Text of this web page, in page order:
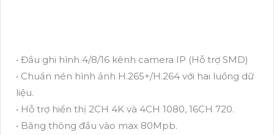
• Đầu ghi hình 4/8/16 kênh camera IP (Hỗ trợ SMD)
• Chuẩn nén hình ảnh H.265+/H.264 với hai luồng dữ
liệu.
• Hỗ trợ hiển thị 2CH 4K và 4CH 1080, 16CH 720.
• Băng thông đầu vào max 80Mpb.